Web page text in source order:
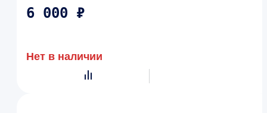
6 000 ₽
Нет в наличии